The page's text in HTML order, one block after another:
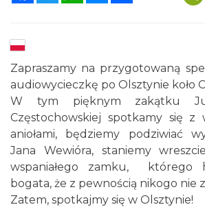
Zapraszamy na przygotowaną
audiowycieczkę po Olsztynie koło
W tym pięknym zakątku
Częstochowskiej spotkamy się z
aniołami, będziemy podziwiać
Jana Wewióra, staniemy
wspaniałego zamku, którego
bogata, że z pewnością nikogo nie
Zatem, spotkajmy się w Olsztynie!